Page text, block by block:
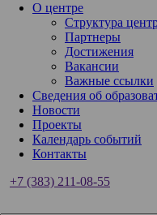
О центре
Структура
Партнеры
Достижения
Вакансии
Важные ссылки
Сведения об
Новости
Проекты
Календарь событий
Контакты
+7 (383) 211-08-55